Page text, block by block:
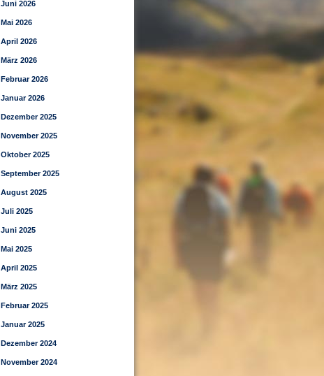
Juni 2026
Mai 2026
April 2026
März 2026
Februar 2026
Januar 2026
Dezember 2025
November 2025
Oktober 2025
September 2025
August 2025
Juli 2025
Juni 2025
Mai 2025
April 2025
März 2025
Februar 2025
Januar 2025
Dezember 2024
November 2024